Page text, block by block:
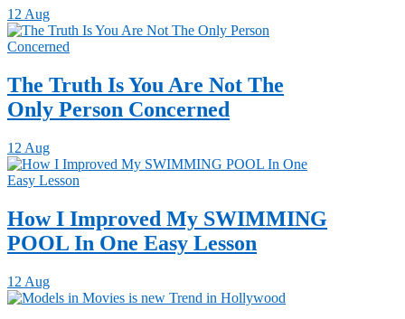
12 Aug
The Truth Is You Are Not The
Only Person Concerned
12 Aug
How I Improved My SWIMMING
POOL In One Easy Lesson
12 Aug